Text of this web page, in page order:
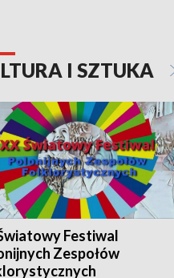
I SZTUKA
Festiwal
Zespołów